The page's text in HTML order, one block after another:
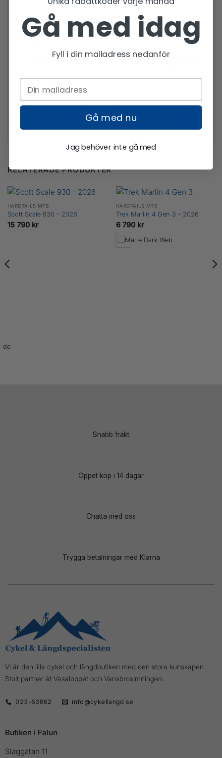
bromshandtag med kort reach som gör det
lättare och bekvämare för cyklister med mindre
händer att bromsa med precision
har ett format överrör och en lägre överrörshöjd
Precis som alla andra modeller i Marlin-serien
omfattas den av Treks livstidsgaranti
RELATERADE PRODUKTER
HARDTAILS MTB
Scott Scale 930 – 2026
15 790 kr
HARDTAILS MTB
Trek Marlin 4 Gen 3 – 2026
6 790 kr
Snabb frakt
Öppet köp i 14 dagar
Chatta med oss
Trygga betalningar med Klarna
Vi är den lilla cykel och längdbutiken med den stora kunskapen.
Stolt partner åt Vasaloppet och Vansbrosimningen.
023-63862 info@cykellangd.se
Butiken i Falun
Slaggatan 11
Gå med idag
Fyll i din mailadress nedanför
Gå med nu
Jag behöver inte gå med